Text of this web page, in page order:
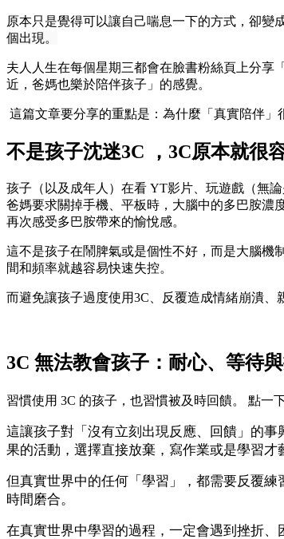
原本只是覺得可以讓自己喘息一下的方式，卻變
個出現。
夫人人生在每個星期三都會在臉書粉絲頁上分享
近，爸媽也樂於陪伴孩子」的感覺。
這篇文章要分享的重點是：為什麼「真實陪伴」
不是孩子沈迷3C ，3C原本就很
孩子（以及成年人）在看 YT影片、玩遊戲（無
爸媽要求關掉手機、平板時，大腦中的多巴胺濃
再次感受多巴胺帶來的愉悅感。
這不是孩子在鬧脾氣或是個性不好，而是大腦機
間和頻率就越容易快速失控。
而避免讓孩子過度使用3C、反覆造成情緒崩潰、
3C 無法教會孩子：耐心、等待
習慣使用 3C 的孩子，也習慣被及時回饋。 點一
這讓孩子對「沒有立刻出現反應、回饋」的
果的活動，選擇直接放棄，寫作業或是學習
但真實世界中的任何「學習」，都需要反覆
時間磨合。
在真實世界中學習的過程，一定會遇到挫折